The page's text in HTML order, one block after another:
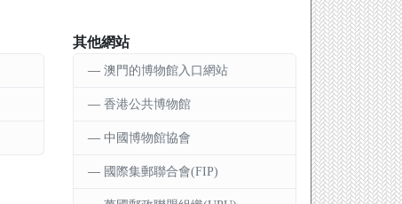
其他網站
澳門的博物館入口網站
香港公共博物館
中國博物館協會
國際集郵聯合會(FIP)